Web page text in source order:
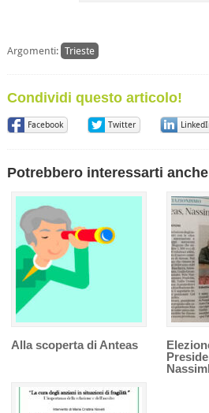
Argomenti: Trieste
Condividi questo articolo!
Facebook Twitter
Potrebbero interessarti
Alla scoperta di Anteas